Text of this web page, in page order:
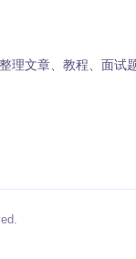
理文章、教程、面试